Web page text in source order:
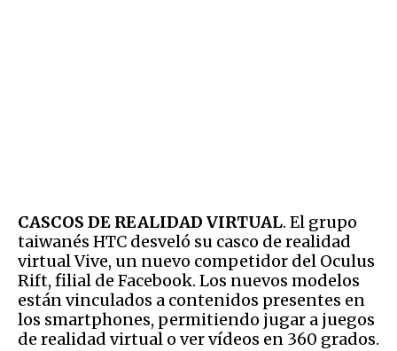
CASCOS DE REALIDAD VIRTUAL. El grupo
taiwanés HTC desveló su casco de realidad
virtual Vive, un nuevo competidor del Oculus
Rift, filial de Facebook. Los nuevos modelos
están vinculados a contenidos presentes en
los smartphones, permitiendo jugar a juegos
de realidad virtual o ver vídeos en 360 grados.